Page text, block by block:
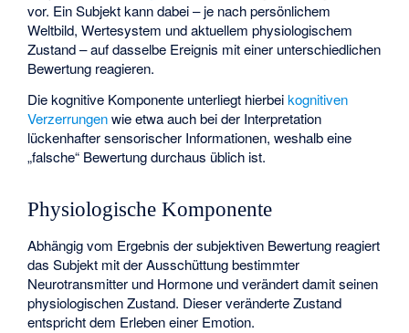
vor. Ein Subjekt kann dabei – je nach persönlichem
Weltbild, Wertesystem und aktuellem physiologischem
Zustand – auf dasselbe Ereignis mit einer unterschiedlichen
Bewertung reagieren.
Die kognitive Komponente unterliegt hierbeikognitiven
Verzerrungenwie etwa auch bei der Interpretation
lückenhafter sensorischer Informationen, weshalb eine
„falsche“ Bewertung durchaus üblich ist.
Physiologische Komponente
Abhängig vom Ergebnis der subjektiven Bewertung reagiert
das Subjekt mit der Ausschüttung bestimmter
Neurotransmitter und Hormone und verändert damit seinen
physiologischen Zustand. Dieser veränderte Zustand
entspricht dem Erleben einer Emotion.